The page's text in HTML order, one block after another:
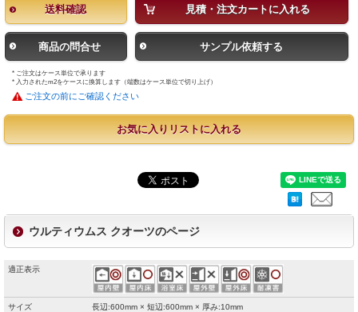
送料確認 見積・注文カートに入れる
商品の問合せ サンプル依頼する
* ご注文はケース単位で承ります
* 入力されたm2をケースに換算します（端数はケース単位で切り上げ）
ご注文の前にご確認ください
お気に入りリストに入れる
ウルティウムス クオーツのページ
適正表示
サイズ 長辺:600mm × 短辺:600mm × 厚み:10mm